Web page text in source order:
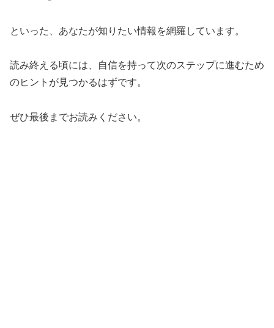
といった、あなたが知りたい情報を網羅しています。
読み終える頃には、自信を持って次のステップに進むため
のヒントが見つかるはずです。
ぜひ最後までお読みください。